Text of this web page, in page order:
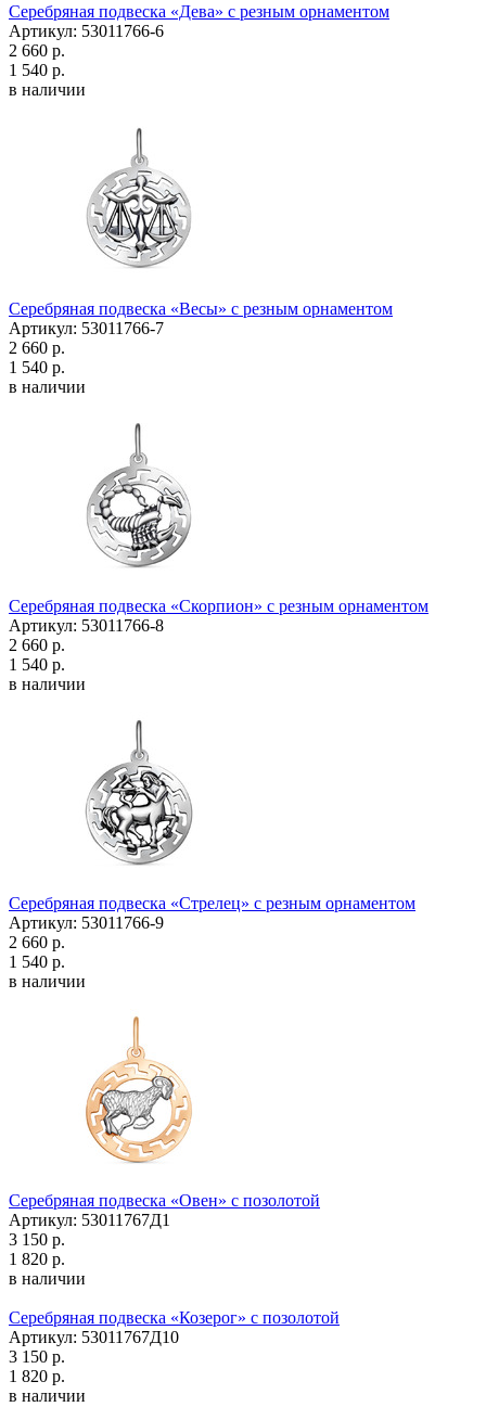
Серебряная подвеска «Дева» с резным орнаментом
Артикул: 53011766-6
2 660 р.
1 540 р.
в наличии
Серебряная подвеска «Весы» с резным орнаментом
Артикул: 53011766-7
2 660 р.
1 540 р.
в наличии
Серебряная подвеска «Скорпион» с резным орнаментом
Артикул: 53011766-8
2 660 р.
1 540 р.
в наличии
Серебряная подвеска «Стрелец» с резным орнаментом
Артикул: 53011766-9
2 660 р.
1 540 р.
в наличии
Серебряная подвеска «Овен» с позолотой
Артикул: 53011767Д1
3 150 р.
1 820 р.
в наличии
Серебряная подвеска «Козерог» с позолотой
Артикул: 53011767Д10
3 150 р.
1 820 р.
в наличии